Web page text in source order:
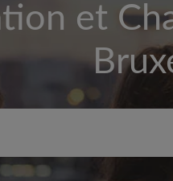
et